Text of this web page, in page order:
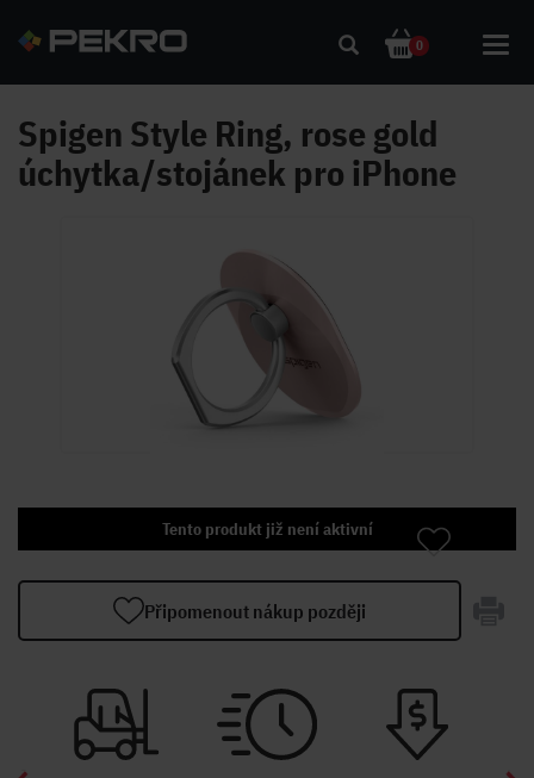
0
Spigen Style Ring, rose gold
úchytka/stojánek pro iPhone
Tento produkt již není aktivní
Připomenout nákup později